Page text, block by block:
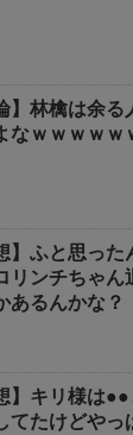
】林檎は余
なｗｗｗｗｗ
】ふと思っ
リンチちゃ
あるんかな？
】キリ様は
てたけどやっ